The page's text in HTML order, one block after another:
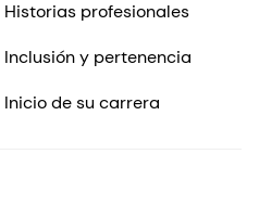
Historias profesionales
Inclusión y pertenencia
Inicio de su carrera